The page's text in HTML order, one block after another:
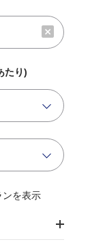
たり)
ンを表示